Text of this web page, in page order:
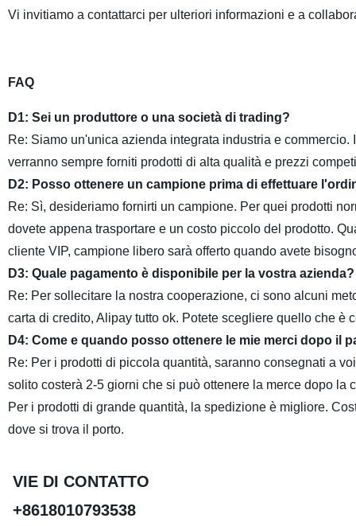
Vi invitiamo a contattarci per ulteriori informazioni e a
FAQ
D1: Sei un produttore o una società di trading?
Re: Siamo un'unica azienda integrata industria e
verranno sempre forniti prodotti di alta qualità e prezzi
D2: Posso ottenere un campione prima di effettuare
Re: Sì, desideriamo fornirti un campione. Per quei prodotti
dovete appena trasportare e un costo piccolo del prodotto.
cliente VIP, campione libero sarà offerto quando avete
D3: Quale pagamento è disponibile per la vostra azienda?
Re: Per sollecitare la nostra cooperazione, ci sono alcuni
carta di credito, Alipay tutto ok. Potete scegliere quello che è
D4: Come e quando posso ottenere le mie merci dopo il
Re: Per i prodotti di piccola quantità, saranno consegnati a
solito costerà 2-5 giorni che si può ottenere la merce dopo la
Per i prodotti di grande quantità, la spedizione è migliore.
dove si trova il porto.
VIE DI
+8618010793538